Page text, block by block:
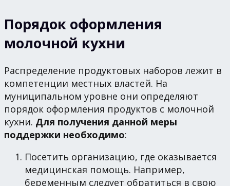
Порядок оформления
молочной кухни
Распределение продуктовых наборов лежит в
компетенции местных властей. На
муниципальном уровне они определяют
порядок оформления продуктов с молочной
кухни. Для получения данной меры
поддержки необходимо:
Посетить организацию, где оказывается
медицинская помощь. Например,
беременным следует обратиться в свою